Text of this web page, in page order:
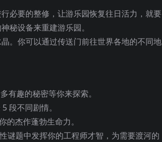
必要的整修，让游乐园恢复往日活力，就要
秘设备来重建游乐园。
。你可以通过传送门前往世界各地的不同地
有趣的秘密等你来探索。
段不同剧情。
杰作蓬勃生命力。
谜题中发挥你的工程师才智，为需要渡河的